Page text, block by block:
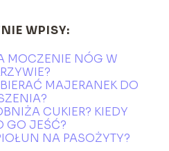
WPISY:
MOCZENIE NÓG W
MAJERANEK DO
CUKIER? KIEDY
GO JEŚĆ?
NA PASOŻYTY?